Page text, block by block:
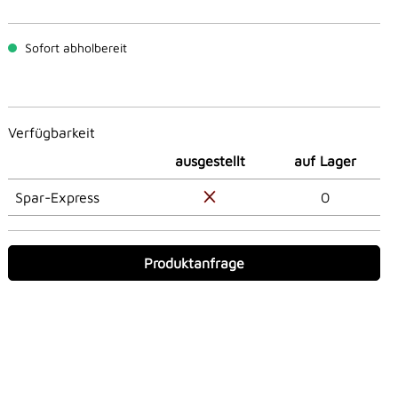
Sofort abholbereit
Verfügbarkeit
ausgestellt
auf Lager
Spar-Express 0
Produktanfrage